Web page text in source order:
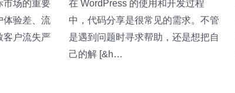
市场的重要
体验差、流
客户流失严
在 WordPress 的使用和开发过程
中，代码分享是很常见的需求。不管
是遇到问题时寻求帮助，还是想把自
己的解 [&h…